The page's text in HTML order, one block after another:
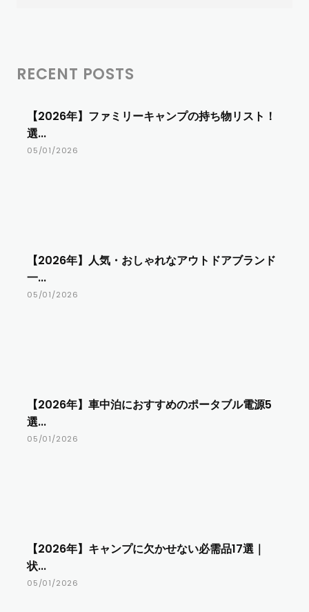
RECENT POSTS
【2026年】ファミリーキャンプの持ち物リスト！
選...
05/01/2026
【2026年】人気・おしゃれなアウトドアブランド
一...
05/01/2026
【2026年】車中泊におすすめのポータブル電源5
選...
05/01/2026
【2026年】キャンプに欠かせない必需品17選｜
状...
05/01/2026